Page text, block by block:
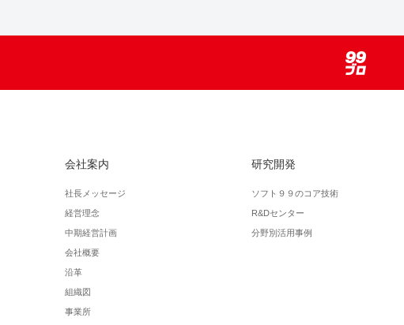
会社案内
社長メッセージ
経営理念
中期経営計画
会社概要
沿革
組織図
事業所
研究開発
ソフト９９のコア技術
R&Dセンター
分野別活用事例